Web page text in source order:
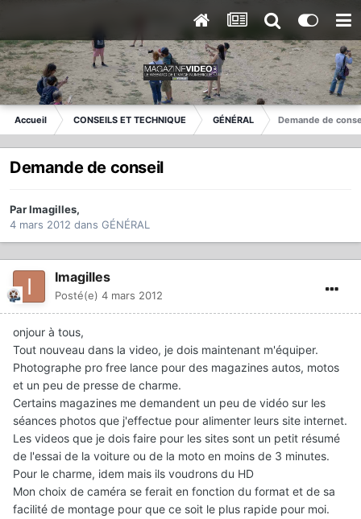
Accueil CONSEILS ET TECHNIQUE GÉNÉRAL Demande de
Demande de conseil
ParImagilles,
4 mars 2012 dans GÉNÉRAL
Imagilles
Posté(e) 4 mars 2012
onjour à tous,
Tout nouveau dans la video, je dois maintenant m'équiper.
Photographe pro free lance pour des magazines autos, motos
et un peu de presse de charme.
Certains magazines me demandent un peu de vidéo sur les
séances photos que j'effectue pour alimenter leurs site internet.
Les videos que je dois faire pour les sites sont un petit résumé
de l'essai de la voiture ou de la moto en moins de 3 minutes.
Pour le charme, idem mais ils voudrons du HD
Mon choix de caméra se ferait en fonction du format et de sa
facilité de montage pour que ce soit le plus rapide pour moi.